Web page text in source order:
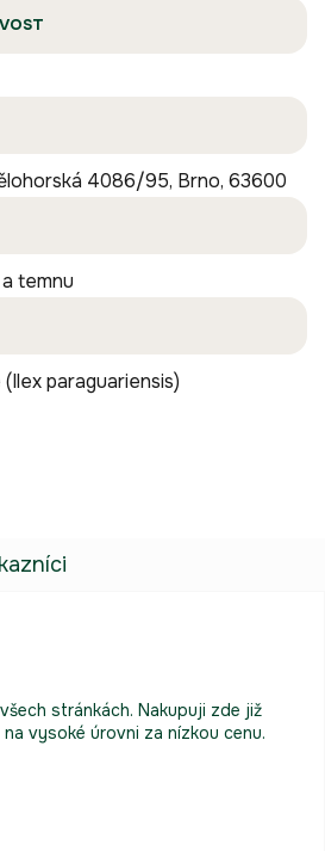
4086/95, Brno, 63600
temnu
paraguariensis)
stránkách. Nakupuji zde již
vysoké úrovni za nízkou cenu.